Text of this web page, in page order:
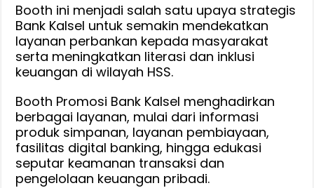
Literasi-
Inklusi
Booth ini menjadi salah satu upaya strategis
Bank Kalsel untuk semakin mendekatkan
layanan perbankan kepada masyarakat
serta meningkatkan literasi dan inklusi
keuangan di wilayah HSS.
Booth Promosi Bank Kalsel menghadirkan
berbagai layanan, mulai dari informasi
produk simpanan, layanan pembiayaan,
fasilitas digital banking, hingga edukasi
seputar keamanan transaksi dan
pengelolaan keuangan pribadi.